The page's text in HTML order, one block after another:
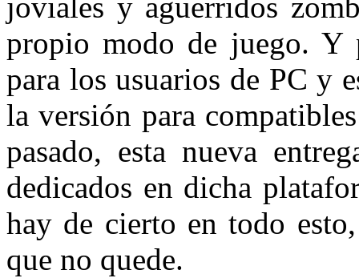
joviales y aguerridos
propio modo de juego. Y
para los usuarios de PC y
la versión para
pasado, esta nueva
dedicados en dicha
hay de cierto en todo
que no quede.